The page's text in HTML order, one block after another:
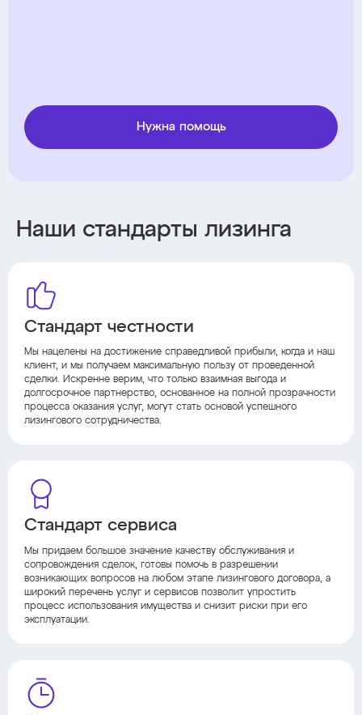
Нужна помощь
Наши стандарты лизинга
Стандарт честности
Мы нацелены на достижение справедливой прибыли, когда и наш
клиент, и мы получаем максимальную пользу от проведенной
сделки. Искренне верим, что только взаимная выгода и
долгосрочное партнерство, основанное на полной прозрачности
процесса оказания услуг, могут стать основой успешного
лизингового сотрудничества.
Стандарт сервиса
Мы придаем большое значение качеству обслуживания и
сопровождения сделок, готовы помочь в разрешении
возникающих вопросов на любом этапе лизингового договора, а
широкий перечень услуг и сервисов позволит упростить
процесс использования имущества и снизит риски при его
эксплуатации.